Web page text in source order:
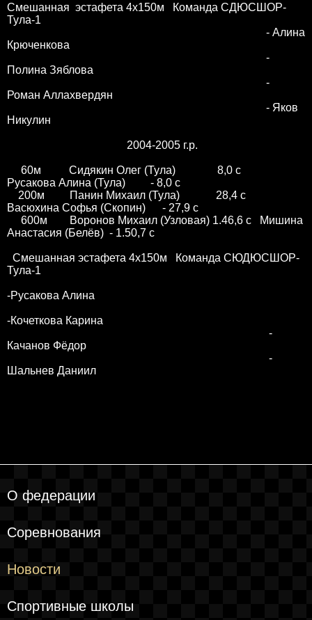
Смешанная эстафета 4х150м Команда СДЮСШОР-
Тула-1
- Алина
Крюченкова
-
Полина Зяблова
-
Роман Аллахвердян
- Яков
Никулин
2004-2005 г.р.
60м Сидякин Олег (Тула) 8,0 с
Русакова Алина (Тула) - 8,0 с
200м Панин Михаил (Тула) 28,4 с
Васюхина Софья (Скопин) - 27,9 с
600м Воронов Михаил (Узловая) 1.46,6 с Мишина
Анастасия (Белёв) - 1.50,7 с
Смешанная эстафета 4х150м Команда СЮДЮСШОР-
Тула-1
-Русакова Алина
-Кочеткова Карина
-
Качанов Фёдор
-
Шальнев Даниил
О федерации
Соревнования
Новости
Спортивные школы